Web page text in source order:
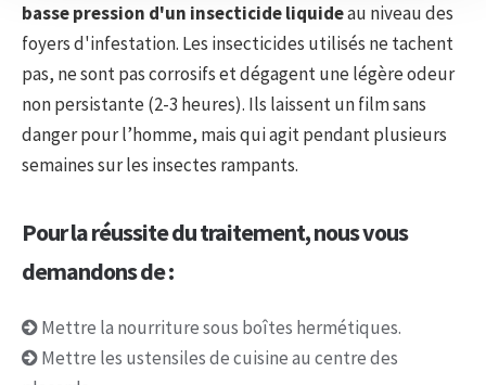
basse pression d'un insecticide liquideau niveau des
foyers d'infestation. Les insecticides utilisés ne tachent
pas, ne sont pas corrosifs et dégagent une légère odeur
non persistante (2-3 heures). Ils laissent un film sans
danger pour l’homme, mais qui agit pendant plusieurs
semaines sur les insectes rampants.
Pour la réussite du traitement, nous vous
demandons de :
Mettre la nourriture sous boîtes hermétiques.
Mettre les ustensiles de cuisine au centre des